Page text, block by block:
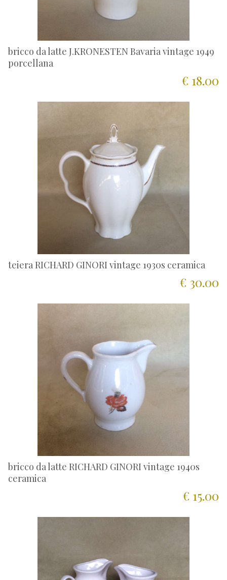
bricco da latte J.KRONESTEN Bavaria vintage 1949
porcellana
€ 18.00
teiera RICHARD GINORI vintage 1930s ceramica
€ 30.00
bricco da latte RICHARD GINORI vintage 1940s
ceramica
€ 15.00